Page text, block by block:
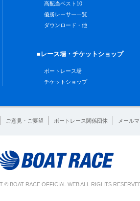
高配当ベスト10
優勝レーサー一覧
ダウンロード・他
■レース場・チケットショップ
ボートレース場
チケットショップ
ご意見・ご要望 ボートレース関係団体 メール
© BOAT RACE OFFICIAL WEB ALL RIGHTS